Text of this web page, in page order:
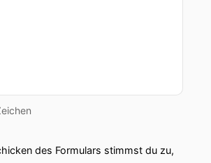
des Formulars stimmst du zu,